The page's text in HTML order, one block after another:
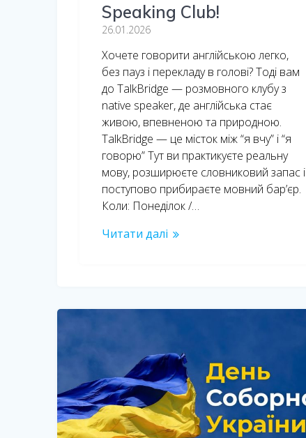
Speaking Club!
26.01.2026
Хочете говорити англійською легко,
без пауз і перекладу в голові? Тоді вам
до TalkBridge — розмовного клубу з
native speaker, де англійська стає
живою, впевненою та природною.
TalkBridge — це місток між “я вчу” і “я
говорю” Тут ви практикуєте реальну
мову, розширюєте словниковий запас і
поступово прибираєте мовний бар’єр.
Коли: Понеділок /…
Читати далі